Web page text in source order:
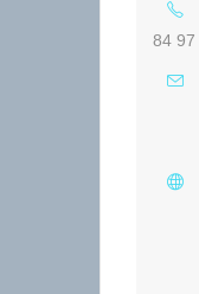
84 97